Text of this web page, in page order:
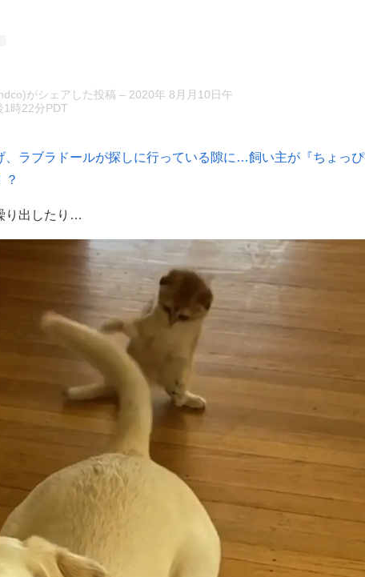
がシェアした投稿 – 2020年 8月月10日午
1時22分PDT
、ラブラドールが探しに行っている隙に…飼い主が『ちょっぴ
？
り出したり…